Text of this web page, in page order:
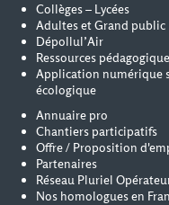
Collèges – Lycées
Adultes et Grand public
Dépollul’Air
Ressources
Application numérique
écologique
Annuaire pro
Chantiers participatifs
Offre / Proposition
Partenaires
Réseau Pluriel
Nos homologues en